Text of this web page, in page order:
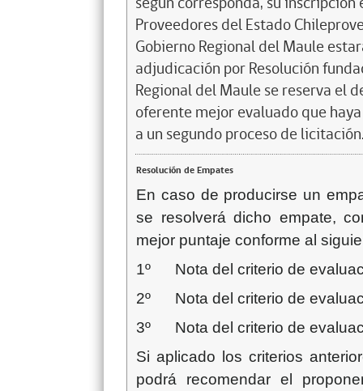
Proveedores del Estado
Gobierno Regional del Maule
adjudicación por Resolución
Regional del Maule se reserva el
oferente mejor evaluado que
a un segundo proceso de
Resolución de Empates
En caso de producirse un
se resolverá dicho empate,
mejor puntaje conforme al
1º Nota del criterio de
2º Nota del criterio de
3º Nota del criterio de
Si aplicado los criterios
podrá recomendar el